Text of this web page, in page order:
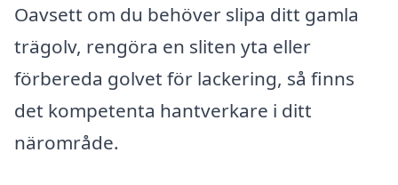
Oavsett om du behöver slipa ditt gamla
trägolv, rengöra en sliten yta eller
förbereda golvet för lackering, så finns
det kompetenta hantverkare i ditt
närområde.